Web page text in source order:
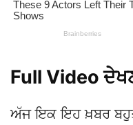
Full Video
ਅੱਜ ਇਕ ਇਹ ਖ਼ਬਰ